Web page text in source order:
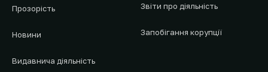
Прозорість
Новини
Видавнича діяльність
Звіти про діяльність
Запобігання корупції